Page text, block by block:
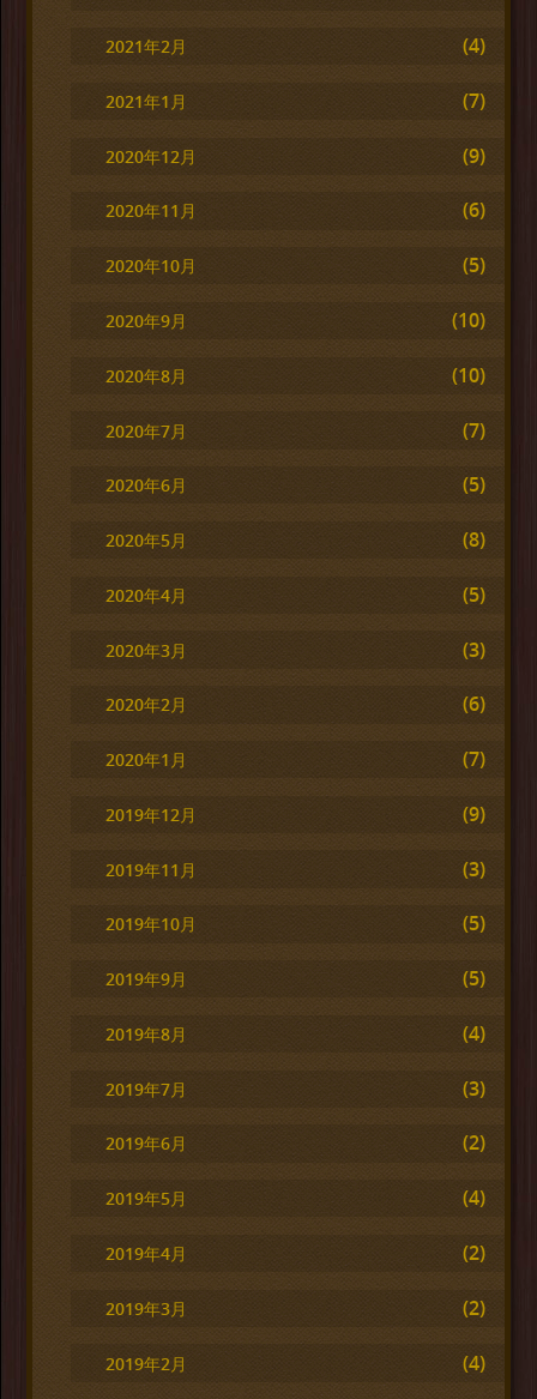
2021年2月 (4)
2021年1月 (7)
2020年12月 (9)
2020年11月 (6)
2020年10月 (5)
2020年9月 (10)
2020年8月 (10)
2020年7月 (7)
2020年6月 (5)
2020年5月 (8)
2020年4月 (5)
2020年3月 (3)
2020年2月 (6)
2020年1月 (7)
2019年12月 (9)
2019年11月 (3)
2019年10月 (5)
2019年9月 (5)
2019年8月 (4)
2019年7月 (3)
2019年6月 (2)
2019年5月 (4)
2019年4月 (2)
2019年3月 (2)
2019年2月 (4)